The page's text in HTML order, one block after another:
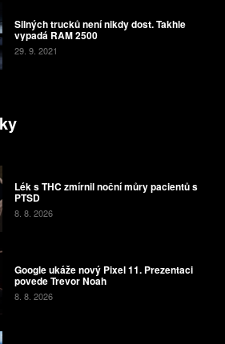
Silných trucků není nikdy dost. Takhle
vypadá RAM 2500
29. 9. 2021
Lék s THC zmírnil noční můry pacientů s
PTSD
8. 8. 2026
Google ukáže nový Pixel 11. Prezentaci
povede Trevor Noah
8. 8. 2026